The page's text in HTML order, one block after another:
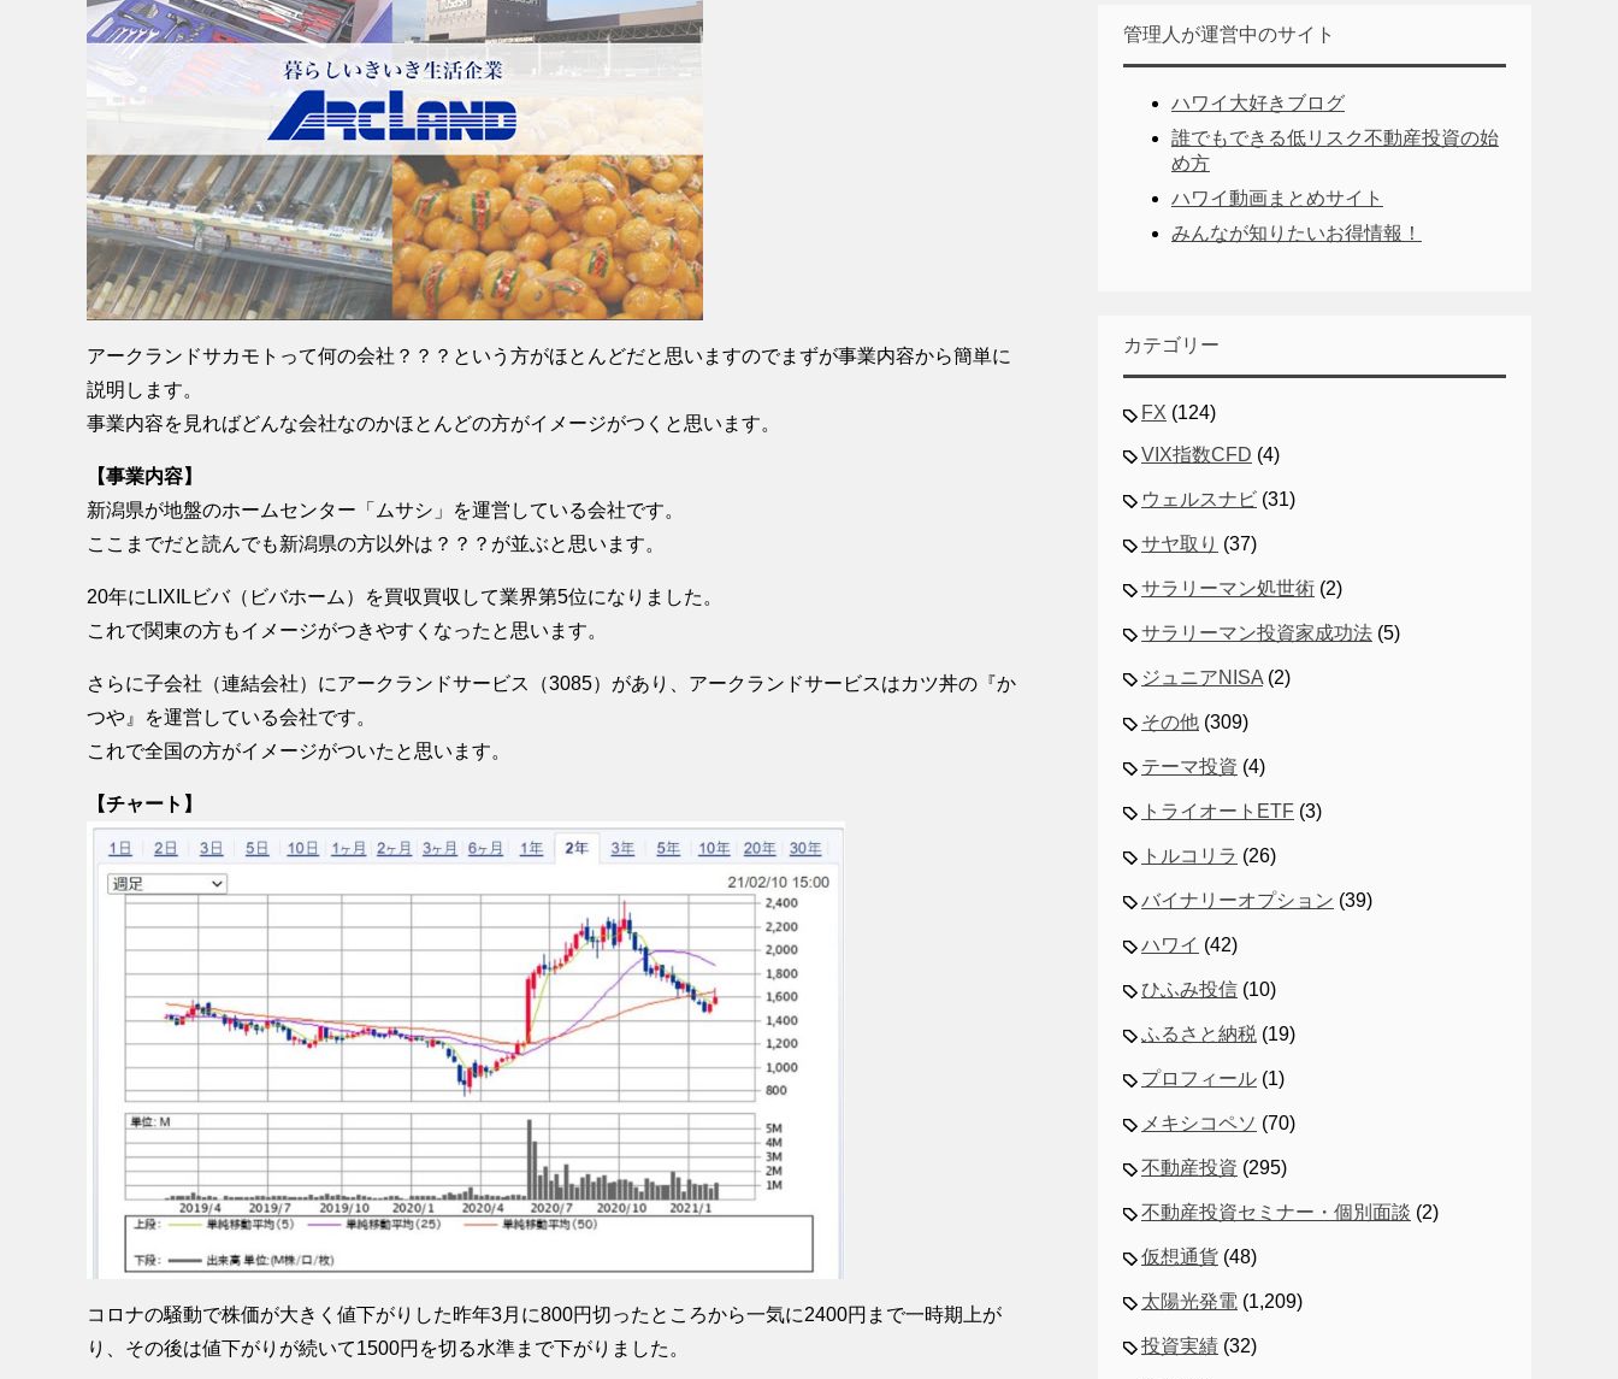
アークランドサカモトって何の会社？？？という方がほとんどだと思いますのでまずが事業内容から簡単に
説明します。
事業内容を見ればどんな会社なのかほとんどの方がイメージがつくと思います。
【事業内容】
新潟県が地盤のホームセンター「ムサシ」を運営している会社です。
ここまでだと読んでも新潟県の方以外は？？？が並ぶと思います。
20年にLIXILビバ（ビバホーム）を買収買収して業界第5位になりました。
これで関東の方もイメージがつきやすくなったと思います。
さらに子会社（連結会社）にアークランドサービス（3085）があり、アークランドサービスはカツ丼の『か
つや』を運営している会社です。
これで全国の方がイメージがついたと思います。
【チャート】
コロナの騒動で株価が大きく値下がりした昨年3月に800円切ったところから一気に2400円まで一時期上が
り、その後は値下がりが続いて1500円を切る水準まで下がりました。
管理人が運営中のサイト
ハワイ大好きブログ
誰でもできる低リスク不動産投資の始
め方
ハワイ動画まとめサイト
みんなが知りたいお得情報！
カテゴリー
FX (124)
VIX指数CFD (4)
ウェルスナビ (31)
サヤ取り (37)
サラリーマン処世術 (2)
サラリーマン投資家成功法 (5)
ジュニアNISA (2)
その他 (309)
テーマ投資 (4)
トライオートETF (3)
トルコリラ (26)
バイナリーオプション (39)
ハワイ (42)
ひふみ投信 (10)
ふるさと納税 (19)
プロフィール (1)
メキシコペソ (70)
不動産投資 (295)
不動産投資セミナー・個別面談 (2)
仮想通貨 (48)
太陽光発電 (1,209)
投資実績 (32)